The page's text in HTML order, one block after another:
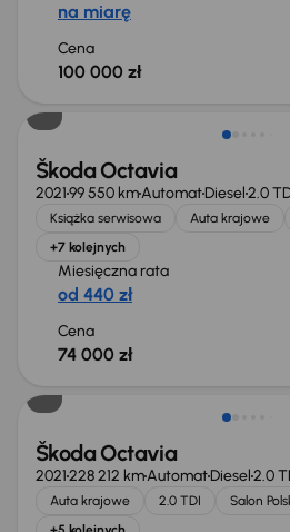
na miarę
Cena
100 000 zł
Škoda Octavia
202199 550 kmAutomatDiesel2.0
Książka serwisowa Auta krajowe
+7 kolejnych
Miesięczna rata
od 440 zł
Cena
74 000 zł
Škoda Octavia
2021228 212 kmAutomatDiesel2.0
Auta krajowe 2.0 TDI Salon